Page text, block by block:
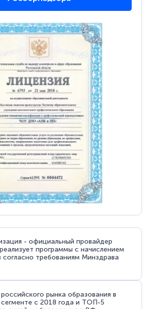
- официальный провайдер
программы с начислением
согласно требованиям Минздрава
рынка образования в
с 2018 года и ТОП-5